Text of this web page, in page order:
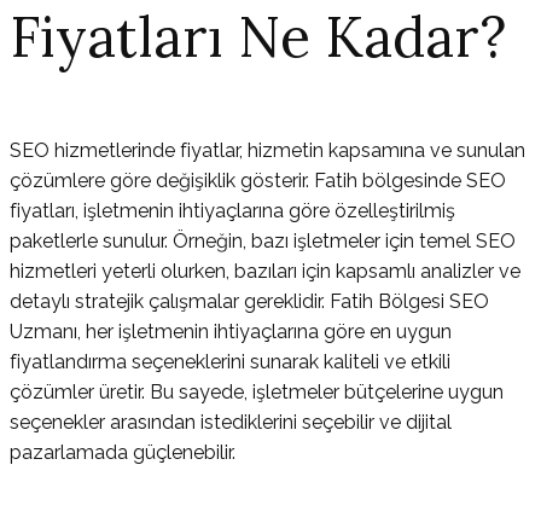
Fiyatları Ne Kadar?
SEO hizmetlerinde fiyatlar, hizmetin kapsamına ve sunulan
çözümlere göre değişiklik gösterir. Fatih bölgesinde SEO
fiyatları, işletmenin ihtiyaçlarına göre özelleştirilmiş
paketlerle sunulur. Örneğin, bazı işletmeler için temel SEO
hizmetleri yeterli olurken, bazıları için kapsamlı analizler ve
detaylı stratejik çalışmalar gereklidir. Fatih Bölgesi SEO
Uzmanı, her işletmenin ihtiyaçlarına göre en uygun
fiyatlandırma seçeneklerini sunarak kaliteli ve etkili
çözümler üretir. Bu sayede, işletmeler bütçelerine uygun
seçenekler arasından istediklerini seçebilir ve dijital
pazarlamada güçlenebilir.